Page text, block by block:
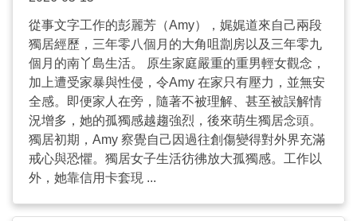
從事文字工作的彭麗芳（Amy），娓娓道來自己兩段
獨居經歷，三年零八個月的大角咀劏房以及三年零九
個月的南丫島生活。 原生家庭嚴重的重男輕女觀念，
加上遭受家暴與性侵，令Amy 在家只有壓力，並無安
全感。即便家人在旁，隨著不被理解、甚至被誤解情
況增多，她的孤獨感越趨強烈，後來萌生獨居念頭。
獨居初期，Amy 察覺自己因過往創傷變得對外界充滿
戒心與恐懼。獨居女子生活彷彿放大孤獨感。工作以
外，她靠信用卡套現 ...